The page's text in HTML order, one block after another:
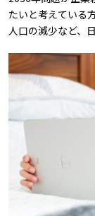
たいと考えている
人口の減少など、
長の機会に変える
質から、企業規模
します。 人材育